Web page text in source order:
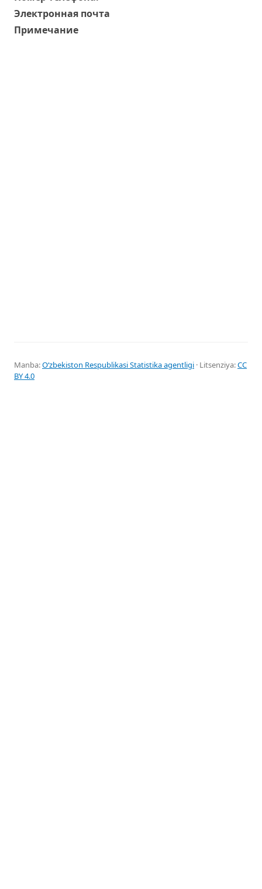
Электронная почта
Примечание
Manba:Oʻzbekiston Respublikasi Statistika agentligi · Litsenziya:CC
BY 4.0